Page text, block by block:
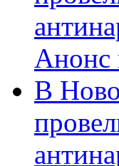
Анонс
В